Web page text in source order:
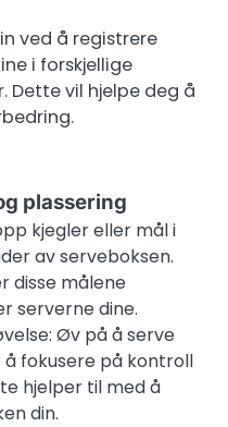
ved å registrere
i forskjellige
Dette vil hjelpe deg å
plassering
kjegler eller mål i
av serveboksen.
disse målene
serverne dine.
Øv på å serve
fokusere på kontroll
hjelper til med å
din.